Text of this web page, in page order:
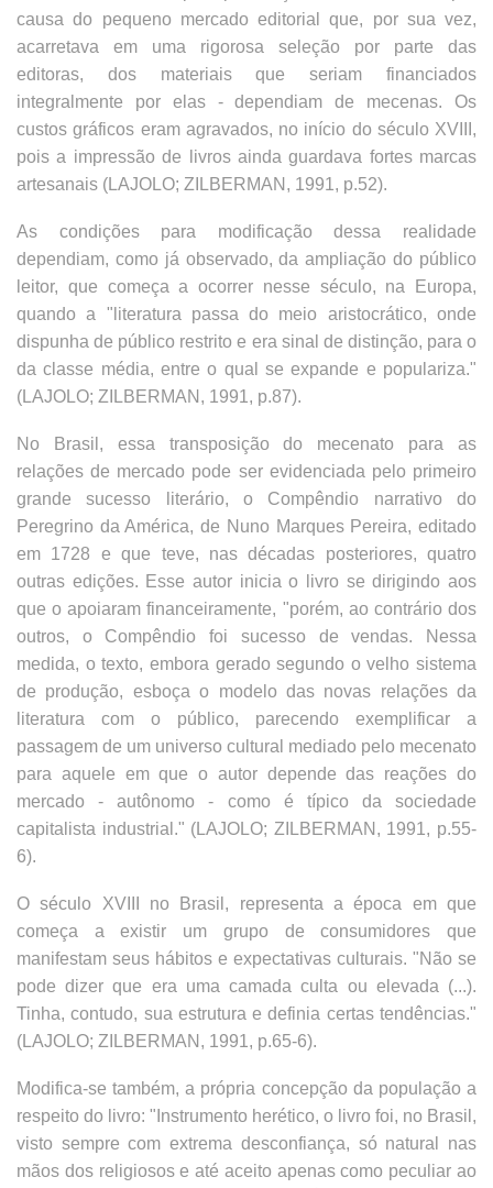
causa do pequeno mercado editorial que, por sua vez,
acarretava em uma rigorosa seleção por parte das
editoras, dos materiais que seriam financiados
integralmente por elas - dependiam de mecenas. Os
custos gráficos eram agravados, no início do século XVIII,
pois a impressão de livros ainda guardava fortes marcas
artesanais (LAJOLO; ZILBERMAN, 1991, p.52).
As condições para modificação dessa realidade
dependiam, como já observado, da ampliação do público
leitor, que começa a ocorrer nesse século, na Europa,
quando a "literatura passa do meio aristocrático, onde
dispunha de público restrito e era sinal de distinção, para o
da classe média, entre o qual se expande e populariza."
(LAJOLO; ZILBERMAN, 1991, p.87).
No Brasil, essa transposição do mecenato para as
relações de mercado pode ser evidenciada pelo primeiro
grande sucesso literário, o Compêndio narrativo do
Peregrino da América, de Nuno Marques Pereira, editado
em 1728 e que teve, nas décadas posteriores, quatro
outras edições. Esse autor inicia o livro se dirigindo aos
que o apoiaram financeiramente, "porém, ao contrário dos
outros, o Compêndio foi sucesso de vendas. Nessa
medida, o texto, embora gerado segundo o velho sistema
de produção, esboça o modelo das novas relações da
literatura com o público, parecendo exemplificar a
passagem de um universo cultural mediado pelo mecenato
para aquele em que o autor depende das reações do
mercado - autônomo - como é típico da sociedade
capitalista industrial." (LAJOLO; ZILBERMAN, 1991, p.55-
6).
O século XVIII no Brasil, representa a época em que
começa a existir um grupo de consumidores que
manifestam seus hábitos e expectativas culturais. "Não se
pode dizer que era uma camada culta ou elevada (...).
Tinha, contudo, sua estrutura e definia certas tendências."
(LAJOLO; ZILBERMAN, 1991, p.65-6).
Modifica-se também, a própria concepção da população a
respeito do livro: "Instrumento herético, o livro foi, no Brasil,
visto sempre com extrema desconfiança, só natural nas
mãos dos religiosos e até aceito apenas como peculiar ao